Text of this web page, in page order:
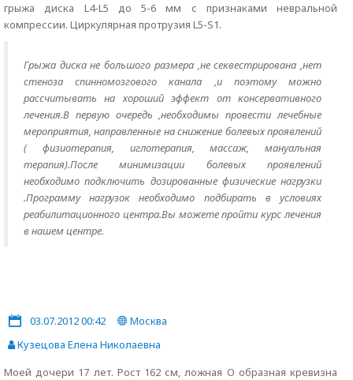
грыжа диска L4-L5 до 5-6 мм с признаками невральной
компрессии. Циркулярная протрузия L5-S1.
Грыжа диска не большого размера ,не секвестрирована ,нет
стеноза спинномозгового канала ,и поэтому можно
рассчитывать на хороший эффект от консервативного
лечения.В первую очередь ,необходимы провести лечебные
мероприятия, направленные на снижение болевых проявлений
( физиотерапия, иглотерапия, массаж, мануальная
терапия).После минимизации болевых проявлений
необходимо подключить дозированные физические нагрузки
.Программу нагрузок необходимо подбирать в условиях
реабилитационного центра.Вы можете пройти курс лечения
в нашем центре.
03.07.2012 00:42
Москва
Кузецова Елена Николаевна
Моей дочери 17 лет. Рост 162 см, ложная О образная кревизна